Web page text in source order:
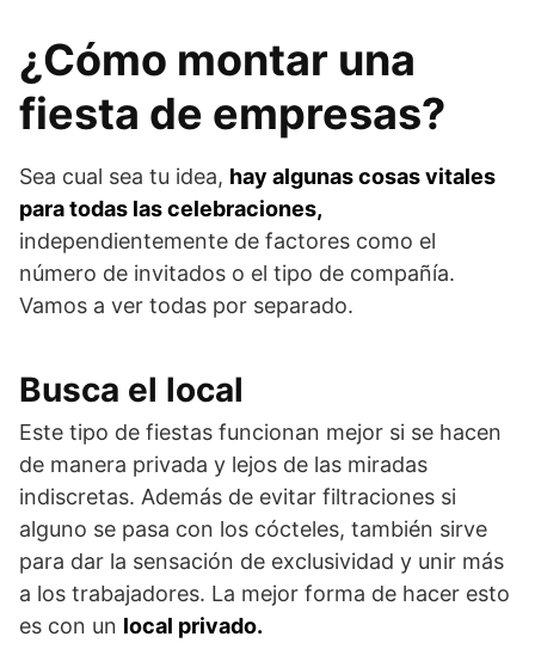
¿Cómo montar una
fiesta de empresas?
Sea cual sea tu idea, hay algunas cosas vitales
para todas las celebraciones,
independientemente de factores como el
número de invitados o el tipo de compañía.
Vamos a ver todas por separado.
Busca el local
Este tipo de fiestas funcionan mejor si se hacen
de manera privada y lejos de las miradas
indiscretas. Además de evitar filtraciones si
alguno se pasa con los cócteles, también sirve
para dar la sensación de exclusividad y unir más
a los trabajadores. La mejor forma de hacer esto
es con un local privado.